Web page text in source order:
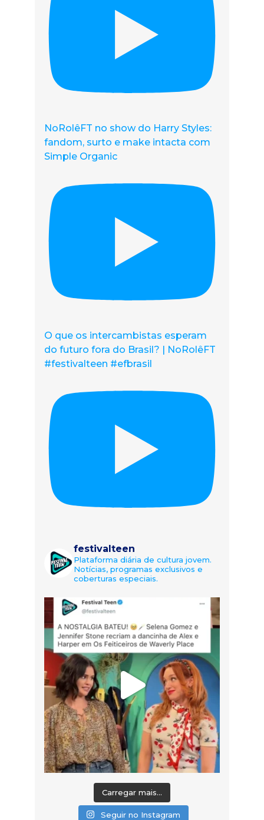
NoRolêFT no show do Harry Styles:
fandom, surto e make intacta com
Simple Organic
O que os intercambistas esperam
do futuro fora do Brasil? | NoRolêFT
#festivalteen #efbrasil
festivalteen
Plataforma diária de cultura jovem.
Notícias, programas exclusivos e
coberturas especiais.
Carregar mais...
Seguir no Instagram